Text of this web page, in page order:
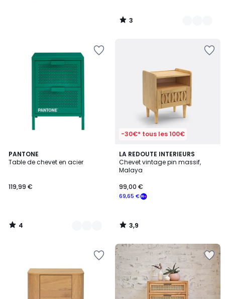
3
/
PANTONE
Table de chevet en acier
119,99 €
4
/
2
Couleurs
4
/
-30€* tous les 100€
LA REDOUTE INTERIEURS
Chevet vintage pin massif,
Malaya
69,65 €
99,00 €
3,9
/ 5
3,9
/